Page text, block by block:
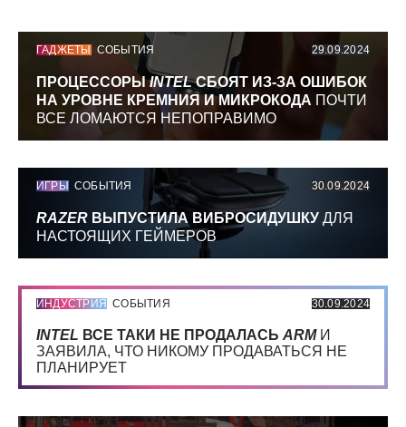
ГАДЖЕТЫ СОБЫТИЯ 29.09.2024
ПРОЦЕССОРЫINTELСБОЯТ ИЗ-ЗА ОШИБОК
НА УРОВНЕ КРЕМНИЯ И МИКРОКОДА ПОЧТИ
ВСЕ ЛОМАЮТСЯ НЕПОПРАВИМО
ИГРЫ СОБЫТИЯ 30.09.2024
RAZER ВЫПУСТИЛА ВИБРОСИДУШКУ ДЛЯ
НАСТОЯЩИХ ГЕЙМЕРОВ
ИНДУСТРИЯ СОБЫТИЯ 30.09.2024
INTEL ВСЕ ТАКИ НЕ ПРОДАЛАСЬ ARMИ
ЗАЯВИЛА, ЧТО НИКОМУ ПРОДАВАТЬСЯ НЕ
ПЛАНИРУЕТ